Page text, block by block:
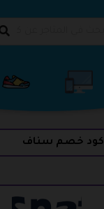
كود خصم سناف